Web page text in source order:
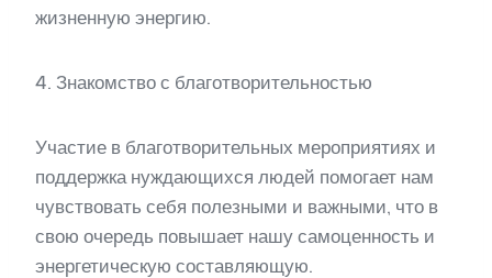
жизненную энергию.
4. Знакомство с благотворительностью
Участие в благотворительных мероприятиях и
поддержка нуждающихся людей помогает нам
чувствовать себя полезными и важными, что в
свою очередь повышает нашу самоценность и
энергетическую составляющую.